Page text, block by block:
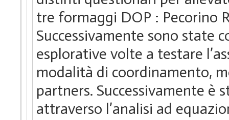
tre formaggi DOP : Pecorino
Successivamente sono state
esplorative volte a testare
modalità di coordinamento,
partners. Successivamente
attraverso l’analisi ad